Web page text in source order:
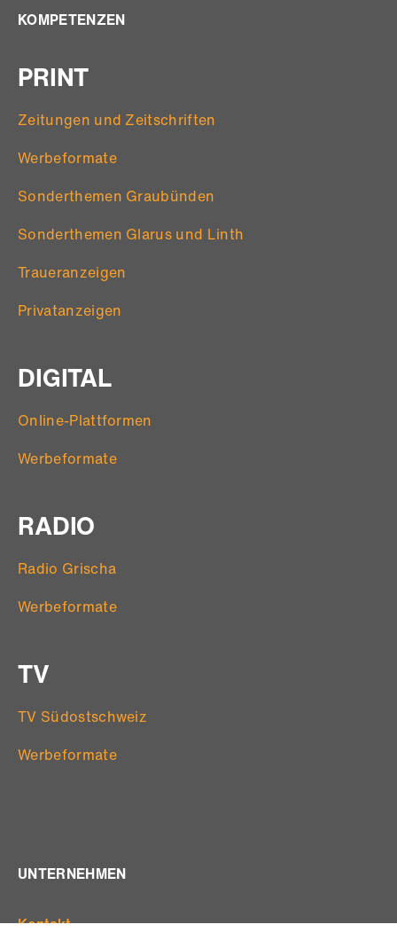
KOMPETENZEN
PRINT
Zeitungen und Zeitschriften
Werbeformate
Sonderthemen Graubünden
Sonderthemen Glarus und Linth
Traueranzeigen
Privatanzeigen
DIGITAL
Online-Plattformen
Werbeformate
RADIO
Radio Grischa
Werbeformate
TV
TV Südostschweiz
Werbeformate
UNTERNEHMEN
Kontakt